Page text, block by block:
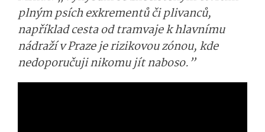
plným psích exkrementů či plivanců,
například cesta od tramvaje k hlavnímu
nádraží v Praze je rizikovou zónou, kde
nedoporučuji nikomu jít naboso.”